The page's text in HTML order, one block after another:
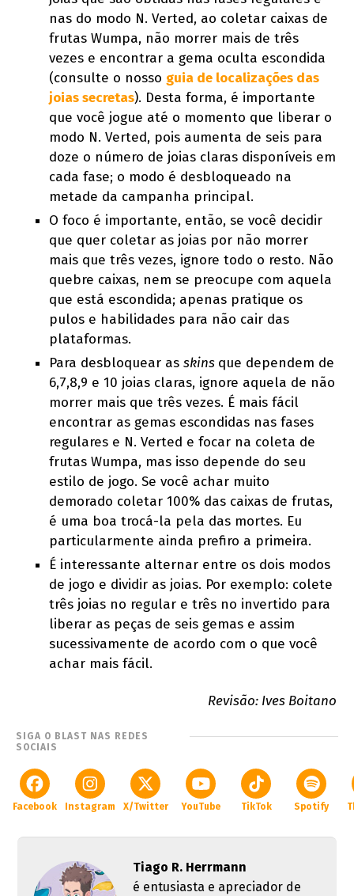
nas do modo N. Verted, ao coletar caixas de
frutas Wumpa, não morrer mais de três
vezes e encontrar a gema oculta escondida
(consulte o nosso guia de localizações das
joias secretas). Desta forma, é importante
que você jogue até o momento que liberar o
modo N. Verted, pois aumenta de seis para
doze o número de joias claras disponíveis em
cada fase; o modo é desbloqueado na
metade da campanha principal.
O foco é importante, então, se você decidir
que quer coletar as joias por não morrer
mais que três vezes, ignore todo o resto. Não
quebre caixas, nem se preocupe com aquela
que está escondida; apenas pratique os
pulos e habilidades para não cair das
plataformas.
Para desbloquear asskins que dependem de
6,7,8,9 e 10 joias claras, ignore aquela de não
morrer mais que três vezes. É mais fácil
encontrar as gemas escondidas nas fases
regulares e N. Verted e focar na coleta de
frutas Wumpa, mas isso depende do seu
estilo de jogo. Se você achar muito
demorado coletar 100% das caixas de frutas,
é uma boa trocá-la pela das mortes. Eu
particularmente ainda prefiro a primeira.
É interessante alternar entre os dois modos
de jogo e dividir as joias. Por exemplo: colete
três joias no regular e três no invertido para
liberar as peças de seis gemas e assim
sucessivamente de acordo com o que você
achar mais fácil.
Revisão: Ives Boitano
SIGA O BLAST NAS REDES
SOCIAIS
Facebook Instagram X/Twitter YouTube TikTok Spotify
Tiago R. Herrmann
é entusiasta e apreciador de